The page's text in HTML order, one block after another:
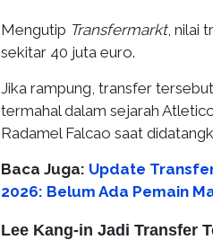
Mengutip Transfermarkt, nilai
sekitar 40 juta euro.
Jika rampung, transfer
termahal dalam sejarah
Radamel Falcao saat
Baca Juga: Update
2026: Belum Ada Pemain
Lee Kang-in Jadi Transfer